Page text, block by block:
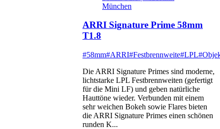
ARRI Signature Prime 58mm
T1.8
#58mm#ARRI#Festbrennweite#LPL
Die ARRI Signature Primes sind moderne,
lichtstarke LPL Festbrennweiten (gefertigt
für die Mini LF) und geben natürliche
Hauttöne wieder. Verbunden mit einem
sehr weichen Bokeh sowie Flares bieten
die ARRI Signature Primes einen schönen
runden K...